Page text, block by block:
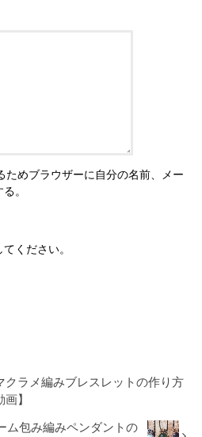
ためブラウザーに自分の名前、メー
。
ください。
クラメ編みブレスレットの作り方
】
ム包み編みペンダントの